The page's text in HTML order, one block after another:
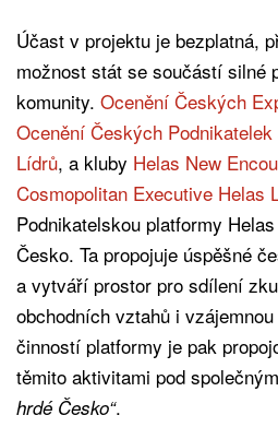
Účast v projektu je bezplatná,
možnost stát se součástí silné
komunity. Ocenění Českých
Ocenění Českých Podnikatelek
Lídrů, a kluby Helas New
Cosmopolitan Executive Helas
Podnikatelskou platformy
Česko. Ta propojuje úspěšné
a vytváří prostor pro sdílení
obchodních vztahů i
činností platformy je pak
těmito aktivitami pod
hrdé Česko“.